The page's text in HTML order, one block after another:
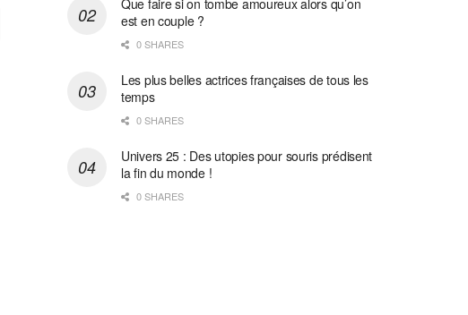
est en couple ?
0 SHARES
Les plus belles actrices françaises de tous les
temps
0 SHARES
Univers 25 : Des utopies pour souris prédisent
la fin du monde !
0 SHARES